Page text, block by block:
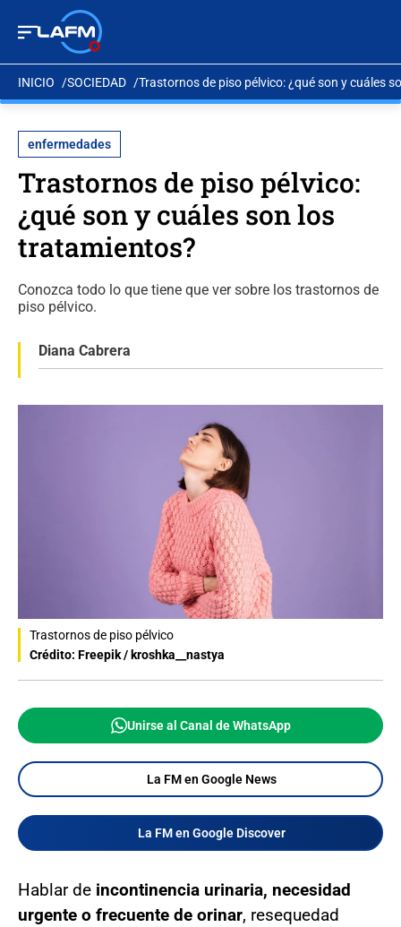
INICIO SOCIEDAD Trastornos de piso pélvico: ¿qué son y cuáles
enfermedades
Trastornos de piso pélvico:
¿qué son y cuáles son los
tratamientos?
Conozca todo lo que tiene que ver sobre los trastornos de
piso pélvico.
Diana Cabrera
Trastornos de piso pélvico
Crédito: Freepik / kroshka__nastya
Unirse al Canal de WhatsApp
La FM en Google News
La FM en Google Discover
Hablar de incontinencia urinaria, necesidad
urgente o frecuente de orinar, resequedad